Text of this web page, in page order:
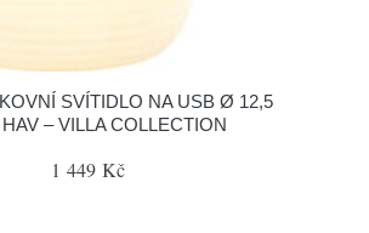
SVÍTIDLO NA USB Ø 12,5
– VILLA COLLECTION
1 449 Kč